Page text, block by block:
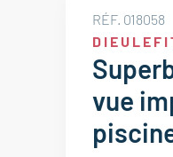
RÉF. 018058
vue